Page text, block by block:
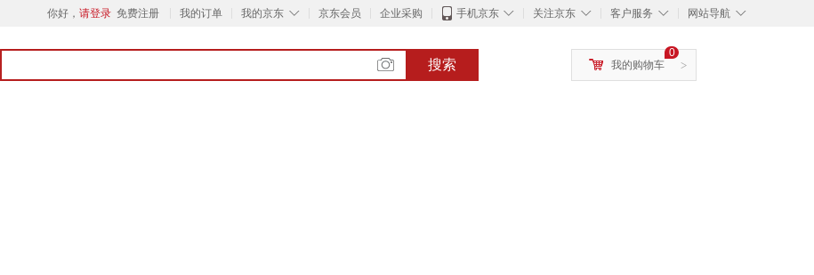
你好， 请登录 免费注册 我的订单 ◇
我的京东 京东会员 企业采购 ◇
手机京东 ◇
关注京东 ◇
客户服务 ◇
网站导航
搜索 >
0
我的购物车